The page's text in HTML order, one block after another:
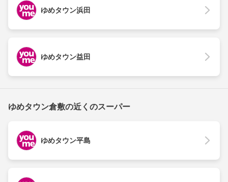
ゆめタウン浜田
ゆめタウン益田
ゆめタウン倉敷の近くのスーパー
ゆめタウン平島